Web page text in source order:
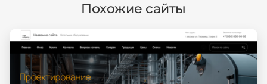
Похожие сайты